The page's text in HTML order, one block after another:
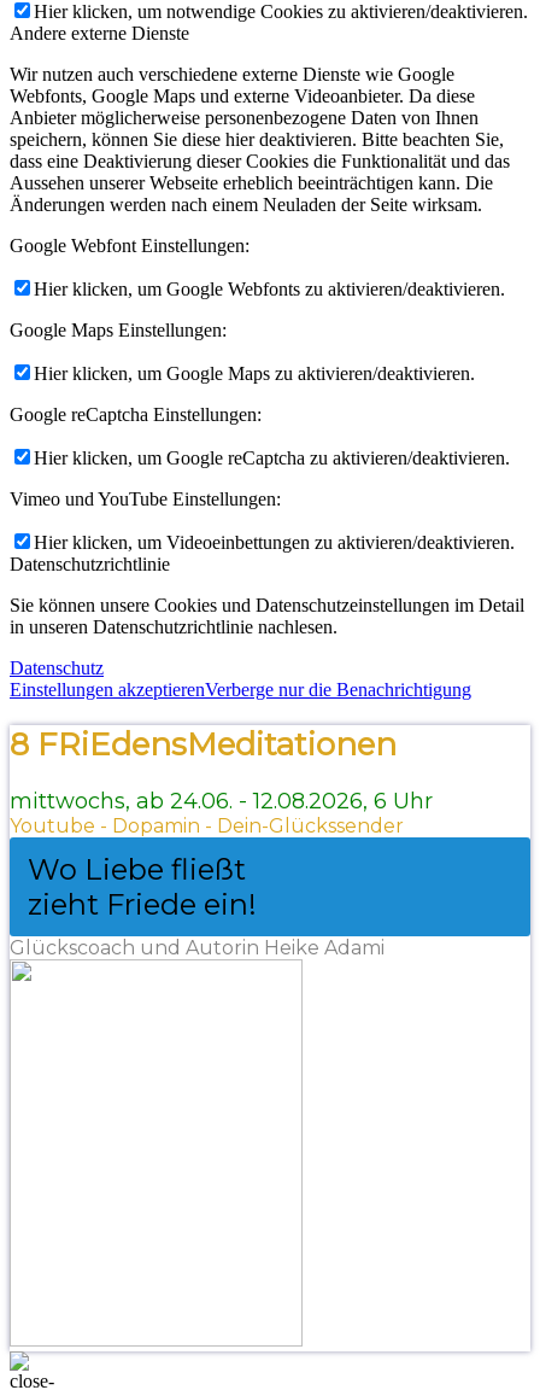
Hier klicken, um notwendige Cookies zu aktivieren/deaktivieren.
Andere externe Dienste
Wir nutzen auch verschiedene externe Dienste wie Google
Webfonts, Google Maps und externe Videoanbieter. Da diese
Anbieter möglicherweise personenbezogene Daten von Ihnen
speichern, können Sie diese hier deaktivieren. Bitte beachten Sie,
dass eine Deaktivierung dieser Cookies die Funktionalität und das
Aussehen unserer Webseite erheblich beeinträchtigen kann. Die
Änderungen werden nach einem Neuladen der Seite wirksam.
Google Webfont Einstellungen:
Hier klicken, um Google Webfonts zu aktivieren/deaktivieren.
Google Maps Einstellungen:
Hier klicken, um Google Maps zu aktivieren/deaktivieren.
Google reCaptcha Einstellungen:
Hier klicken, um Google reCaptcha zu aktivieren/deaktivieren.
Vimeo und YouTube Einstellungen:
Hier klicken, um Videoeinbettungen zu aktivieren/deaktivieren.
Datenschutzrichtlinie
Sie können unsere Cookies und Datenschutzeinstellungen im Detail
in unseren Datenschutzrichtlinie nachlesen.
Datenschutz
Einstellungen akzeptierenVerberge nur die Benachrichtigung
8 FRiEdensMeditationen
mittwochs, ab 24.06. - 12.08.2026, 6 Uhr
Youtube - Dopamin - Dein-Glückssender
Wo Liebe fließt
zieht Friede ein!
Glückscoach und Autorin Heike Adami